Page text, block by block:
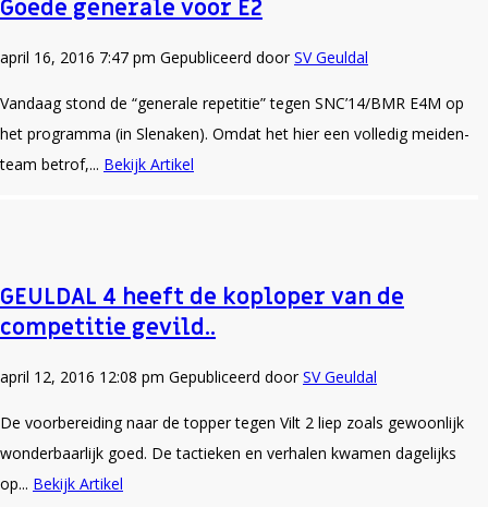
Goede generale voor E2
april 16, 2016 7:47 pm Gepubliceerd doorSV Geuldal
Vandaag stond de “generale repetitie” tegen SNC’14/BMR E4M op
het programma (in Slenaken). Omdat het hier een volledig meiden-
team betrof,... Bekijk Artikel
GEULDAL 4 heeft de koploper van de
competitie gevild..
april 12, 2016 12:08 pm Gepubliceerd doorSV Geuldal
De voorbereiding naar de topper tegen Vilt 2 liep zoals gewoonlijk
wonderbaarlijk goed. De tactieken en verhalen kwamen dagelijks
op... Bekijk Artikel